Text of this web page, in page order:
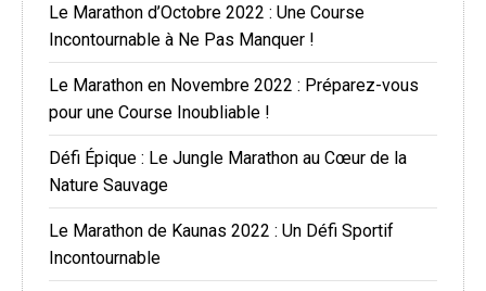
Le Marathon d’Octobre 2022 : Une Course
Incontournable à Ne Pas Manquer !
Le Marathon en Novembre 2022 : Préparez-vous
pour une Course Inoubliable !
Défi Épique : Le Jungle Marathon au Cœur de la
Nature Sauvage
Le Marathon de Kaunas 2022 : Un Défi Sportif
Incontournable